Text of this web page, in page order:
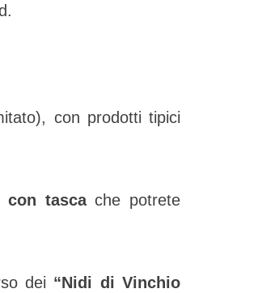
con prodotti tipici
con tascache potrete
dei “Nidi di Vinchio